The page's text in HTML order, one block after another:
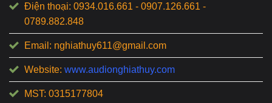
Điện thoại: 0934.016.661 - 0907.126.661 -
0789.882.848
Email: nghiathuy611@gmail.com
Website: www.audionghiathuy.com
MST: 0315177804